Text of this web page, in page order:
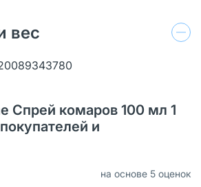
вес
Спрей комаров 100 мл 1
и
на основе 5 оценок